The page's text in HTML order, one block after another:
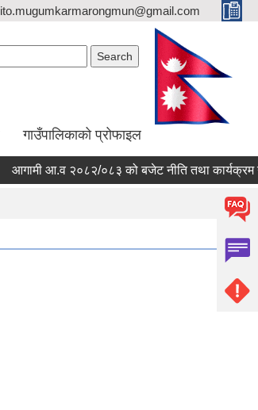
ito.mugumkarmarongmun@gmail.com
गाउँपालिकाको प्रोफाइल
आगामी आ.व २०८२/०८३ को बजेट नीति तथा कार्यक्रम